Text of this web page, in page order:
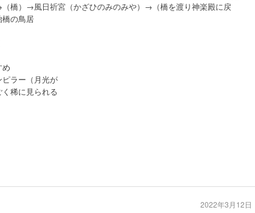
橋）→風日祈宮（かざひのみのみや）→（橋を渡り神楽殿に戻
の鳥居
め
ラー（月光が
稀に見られる
2022年3月12日